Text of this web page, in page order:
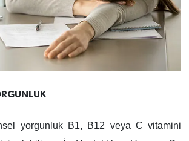
yorgunluk B1, B12 veya C vitamini